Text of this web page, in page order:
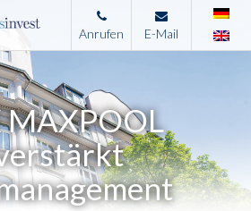
Anrufen E-Mail